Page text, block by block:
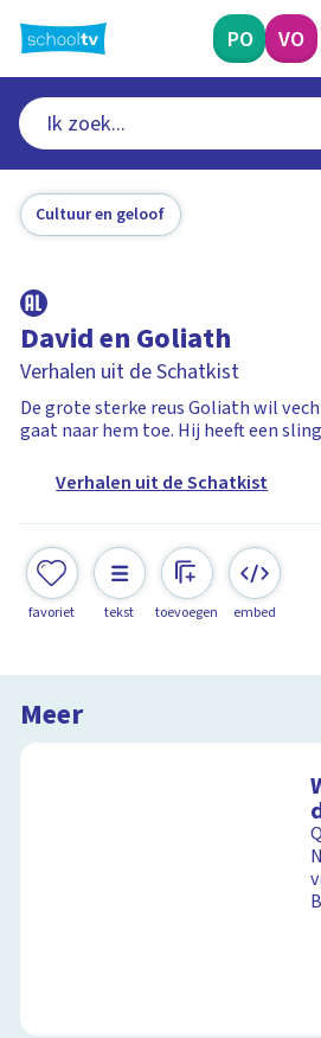
naar
hoofdinhoud
PO VO
Cultuur en geloof
David en Goliath
Verhalen uit de Schatkist
De grote sterke reus Goliath wil
gaat naar hem toe. Hij heeft een
Verhalen uit de Schatkist
favoriet tekst toevoegen embed
Meer